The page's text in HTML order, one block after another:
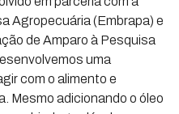
Agropecuária (Embrapa) e
de Amparo à Pesquisa
uma
com o alimento e
Mesmo adicionando o óleo